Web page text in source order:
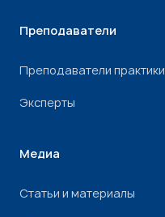
Преподаватели
Преподаватели практики
Эксперты
Медиа
Статьи и материалы